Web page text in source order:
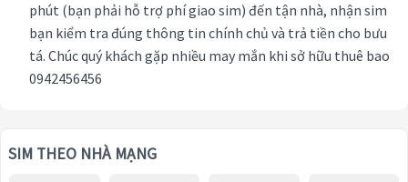
phút (bạn phải hỗ trợ phí giao sim) đến tận nhà, nhận sim
bạn kiểm tra đúng thông tin chính chủ và trả tiền cho bưu
tá. Chúc quý khách gặp nhiều may mắn khi sở hữu thuê bao
0942456456
SIM THEO NHÀ MẠNG